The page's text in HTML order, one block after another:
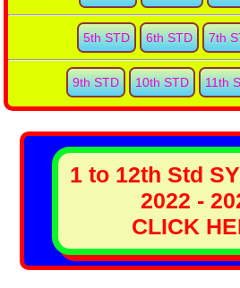
5th STD 6th STD 7th
9th STD 10th STD 11th
1 to 12th Std
2022 -
CLICK